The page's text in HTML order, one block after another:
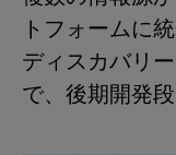
トフォームに
ディスカバリ
で、後期開発